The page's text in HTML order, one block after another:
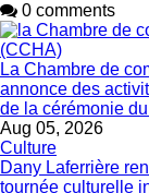
0 comments
La Chambre de
annonce des
de la cérémonie
Aug 05, 2026
Culture
Dany Laferrière
tournée culturelle